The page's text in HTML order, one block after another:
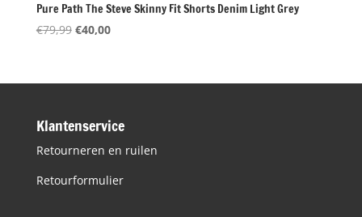
Pure Path The Steve Skinny Fit Shorts Denim Light Grey
€79,99 Oorspronkelijke
€79,99.
€40,00Huidige
€40,00.
Klantenservice
Retourneren en ruilen
Retourformulier